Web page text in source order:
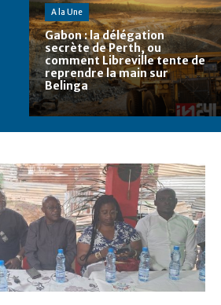
A la Une
Gabon : la délégation
secrète de Perth, ou
comment Libreville tente de
reprendre la main sur
Belinga